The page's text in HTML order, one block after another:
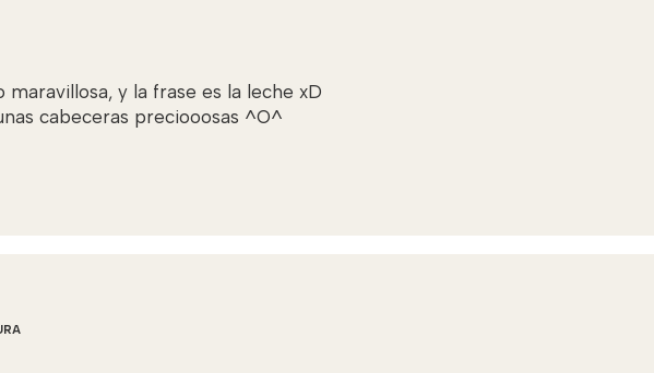
maravillosa, y la frase es la leche xD
cabeceras preciooosas ^O^